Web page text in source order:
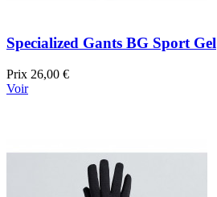
Specialized Gants BG Sport Gel
Prix 26,00 €
Voir